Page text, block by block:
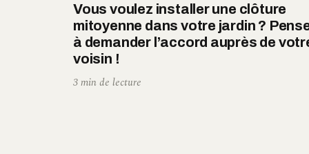
Vous voulez installer une clôture
mitoyenne dans votre jardin ?
à demander l’accord auprès de
voisin !
3 min de lecture